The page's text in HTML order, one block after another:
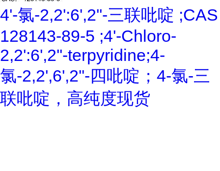
4'-氯-2,2':6',2''-三联吡啶 ;CAS
128143-89-5 ;4'-Chloro-
2,2':6',2''-terpyridine;4-
氯-2,2',6',2''-四吡啶；4-氯-三
联吡啶，高纯度现货